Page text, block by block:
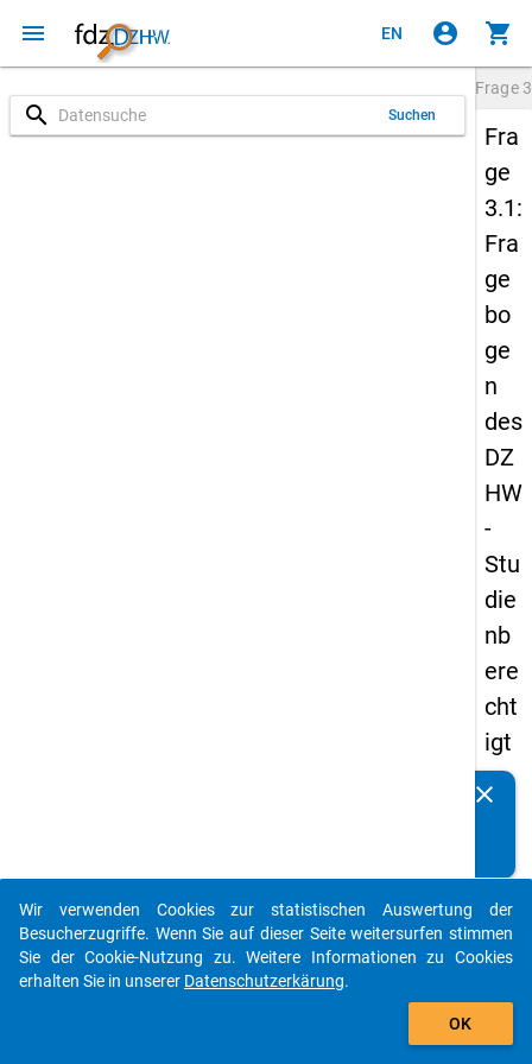
menu EN account_circle shopping_cart
search Suchen
Frage
Fra
ge
3.1:
Fra
ge
bo
ge
n
des
DZ
HW
-
Stu
die
nb
ere
cht
igt
en
s
20
12
clear
auto_stories
add_shopping_cart
Wir verwenden Cookies zur statistischen Auswertung der
Besucherzugriffe. Wenn Sie auf dieser Seite weitersurfen stimmen
Sie der Cookie-Nutzung zu. Weitere Informationen zu Cookies
erhalten Sie in unserer Datenschutzerkärung.
OK